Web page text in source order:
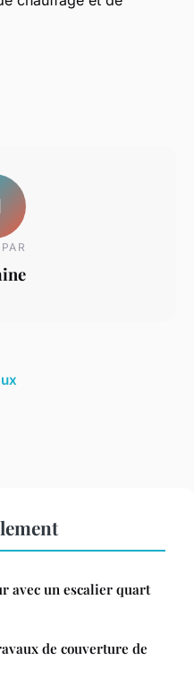
avec un escalier quart
de couverture de